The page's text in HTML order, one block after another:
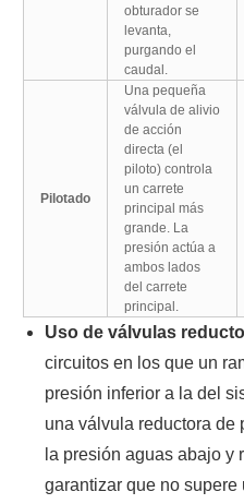
obturador se
levanta,
purgando el
caudal.
Pilotado
Una pequeña
válvula de alivio
de acción
directa (el
piloto) controla
un carrete
principal más
grande. La
presión actúa a
ambos lados
del carrete
principal.
Uso de válvulas
circuitos en los que un
presión inferior a la del
una válvula reductora de
la presión aguas abajo y
garantizar que no